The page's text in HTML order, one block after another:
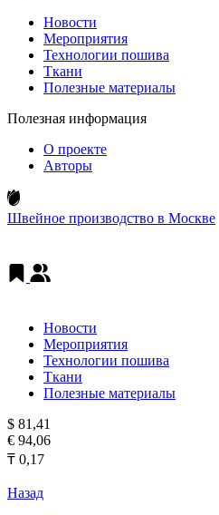
Новости
Мероприятия
Технологии пошива
Ткани
Полезные материалы
Полезная информация
О проекте
Авторы
Швейное производство в Москве
Новости
Мероприятия
Технологии пошива
Ткани
Полезные материалы
$ 81,41
€ 94,06
₸ 0,17
Назад